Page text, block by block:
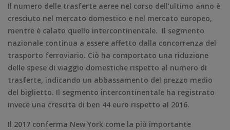
Il numero delle trasferte aeree nel corso dell’ultimo anno è
cresciuto nel mercato domestico e nel mercato europeo,
mentre è calato quello intercontinentale. Il segmento
nazionale continua a essere affetto dalla concorrenza del
trasporto ferroviario. Ciò ha comportato una riduzione
delle spese di viaggio domestiche rispetto al numero di
trasferte, indicando un abbassamento del prezzo medio
del biglietto. Il segmento intercontinentale ha registrato
invece una crescita di ben 44 euro rispetto al 2016.
Il 2017 conferma New York come la più importante